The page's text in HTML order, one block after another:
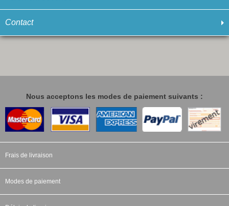
Contact
Nous acceptons les modes de paiement suivants :
Frais de livraison
Modes de paiement